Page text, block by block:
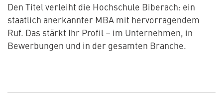
Den Titel verleiht die Hochschule Biberach: ein
staatlich anerkannter MBA mit hervorragendem
Ruf. Das stärkt Ihr Profil – im Unternehmen, in
Bewerbungen und in der gesamten Branche.